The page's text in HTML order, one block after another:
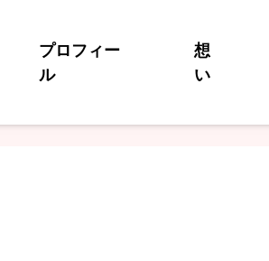
プロフィー
ル
想
い